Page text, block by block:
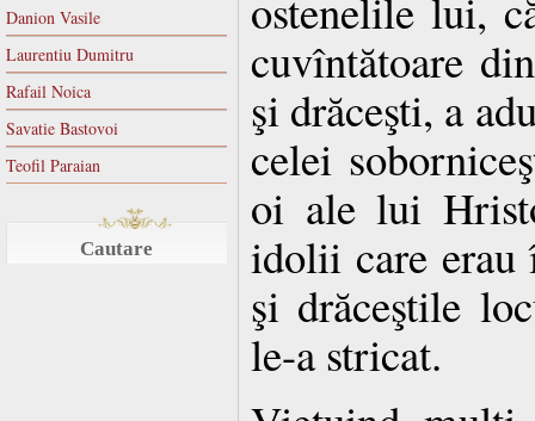
Danion Vasile
Laurentiu Dumitru
Rafail Noica
Savatie Bastovoi
Teofil Paraian
Cautare
cuvîntătoare
şi drăceşti, a
celei
oi ale lui
idolii care
şi drăceştile
le-a stricat.